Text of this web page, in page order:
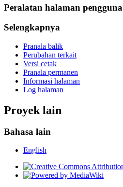
Peralatan halaman pengguna
Selengkapnya
Pranala balik
Perubahan terkait
Versi cetak
Pranala permanen
Informasi halaman
Log halaman
Proyek lain
Bahasa lain
English